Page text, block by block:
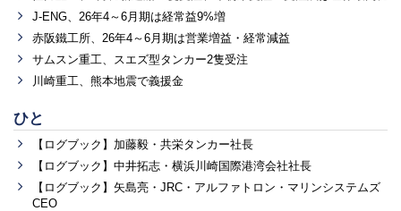
J-ENG、26年4～6月期は経常益9%増
赤阪鐵工所、26年4～6月期は営業増益・経常減益
サムスン重工、スエズ型タンカー2隻受注
川崎重工、熊本地震で義援金
ひと
【ログブック】加藤毅・共栄タンカー社長
【ログブック】中井拓志・横浜川崎国際港湾会社社長
【ログブック】矢島亮・JRC・アルファトロン・マリンシステムズ
CEO